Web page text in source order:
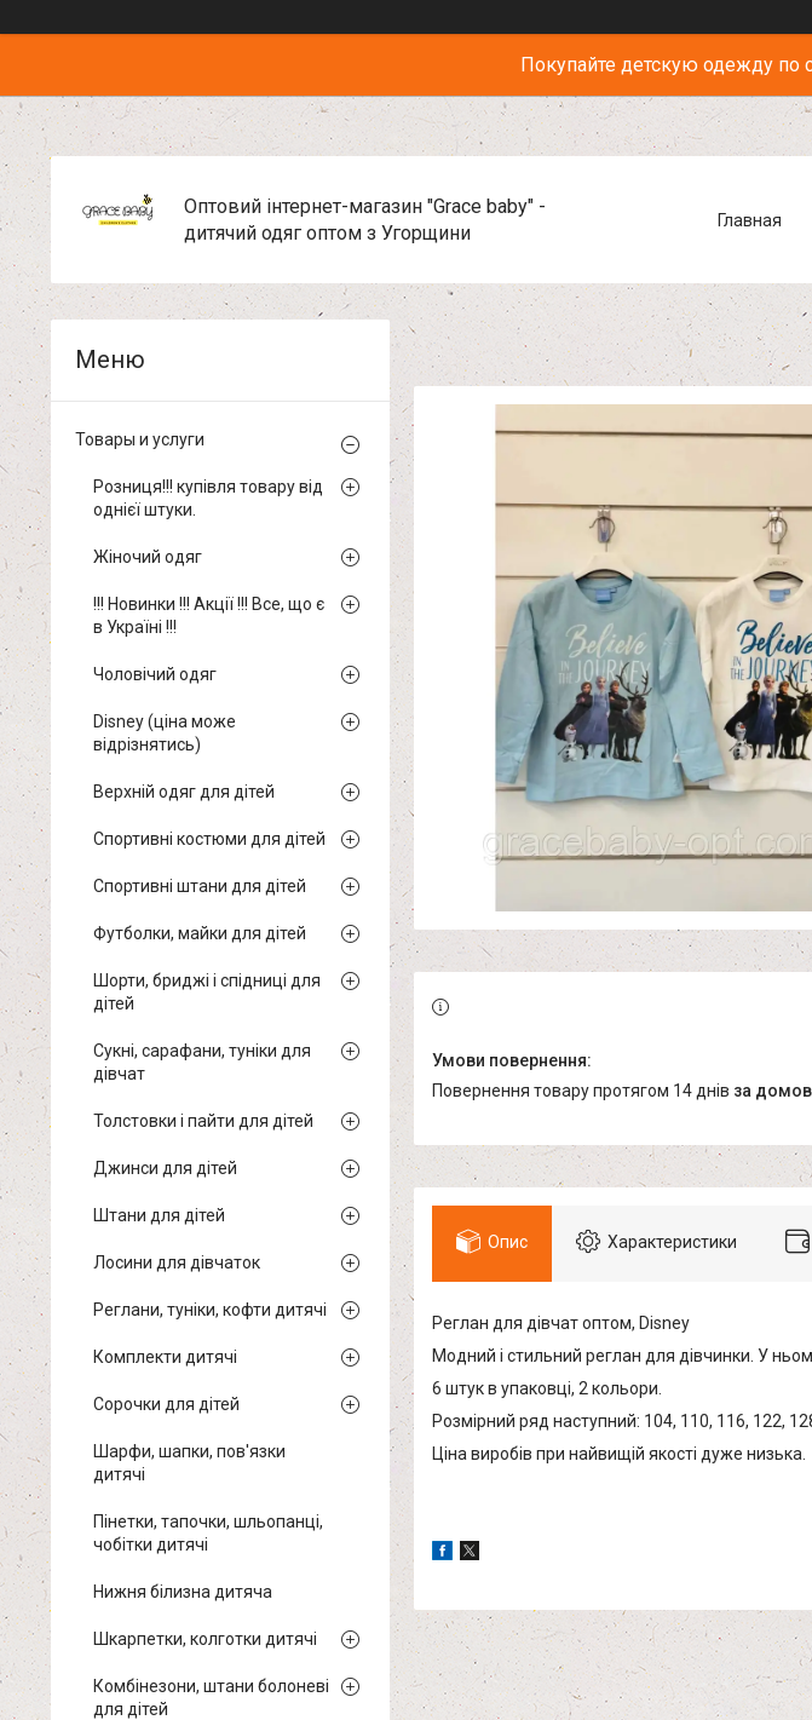
Покупайте детскую одежду
Оптовий інтернет-магазин "Grace baby" -
дитячий одяг оптом з Угорщини
Главная
повернення товару протягом 14 днів за
Опис Характеристики
Реглан для дівчат оптом, Disney
Модний і стильний реглан для дівчинки. У
6 штук в упаковці, 2 кольори.
Розмірний ряд наступний: 104, 110, 116, 122,
Ціна виробів при найвищій якості дуже низька.
Товары и услуги
Розниця!!! купівля товару від
однієї штуки.
Жіночий одяг
!!! Новинки !!! Акції !!! Все, що є
в Україні !!!
Чоловічий одяг
Disney (ціна може
відрізнятись)
Верхній одяг для дітей
Спортивні костюми для дітей
Спортивні штани для дітей
Футболки, майки для дітей
Шорти, бриджі і спідниці для
дітей
Сукні, сарафани, туніки для
дівчат
Толстовки і пайти для дітей
Джинси для дітей
Штани для дітей
Лосини для дівчаток
Реглани, туніки, кофти дитячі
Комплекти дитячі
Сорочки для дітей
Шарфи, шапки, пов'язки
дитячі
Пінетки, тапочки, шльопанці,
чобітки дитячі
Нижня білизна дитяча
Шкарпетки, колготки дитячі
Комбінезони, штани болоневі
для дітей